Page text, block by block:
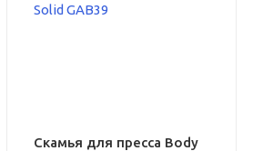
Скамья для пресса Body